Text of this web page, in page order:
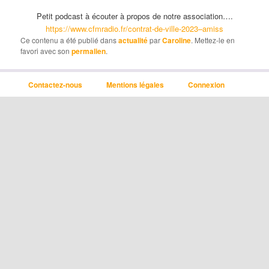
Petit podcast à écouter à propos de notre association….
https://www.cfmradio.fr/contrat-de-ville-2023–amiss
Ce contenu a été publié dansactualitéparCaroline. Mettez-le en
favori avec sonpermalien.
Contactez-nous Mentions légales Connexion